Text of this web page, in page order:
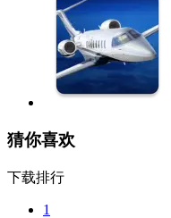
猜你喜欢
下载排行
1